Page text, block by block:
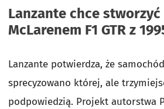
Lanzante chce
McLarenem F1 GTR z
Lanzante potwierdza, że
sprecyzowano której, ale
podpowiedzią. Projekt autorstwa